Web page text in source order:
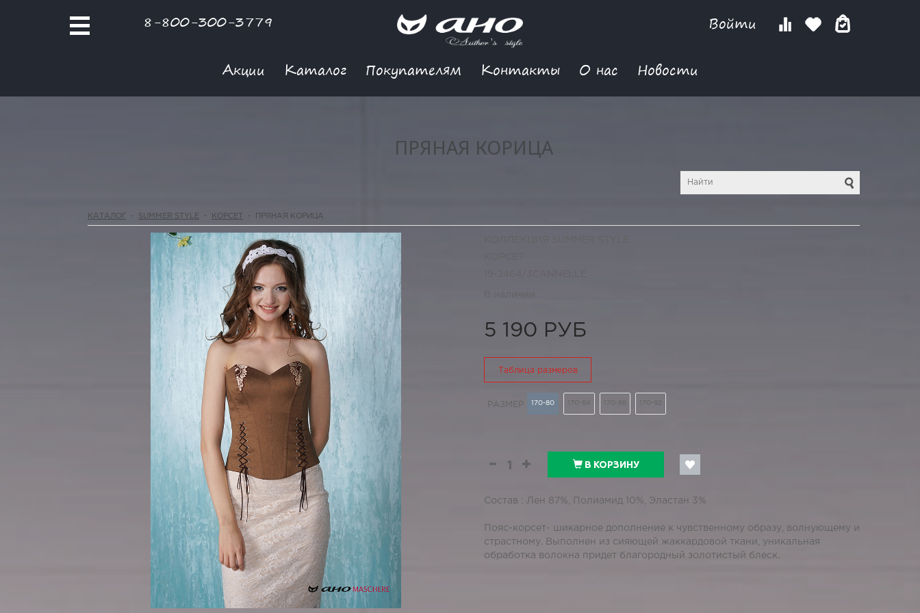
8-800-300-3779 Войти
Акции Каталог Покупателям Контакты О нас Новости
ПРЯНАЯ КОРИЦА
КАТАЛОГ - SUMMER STYLE - КОРСЕТ - ПРЯНАЯ КОРИЦА
5 190 РУБ
Таблица размеров
РАЗМЕР 170-80 170-84 170-88 170-92
В КОРЗИНУ
Состав : Лен 87%, Полиамид 10%, Эластан 3%
Пояс-корсет- шикарное дополнение к чувственному образу, волнующему и
страстному. Выполнен из сияющей жаккардовой ткани, уникальная
обработка волокна придет благородный золотистый блеск.